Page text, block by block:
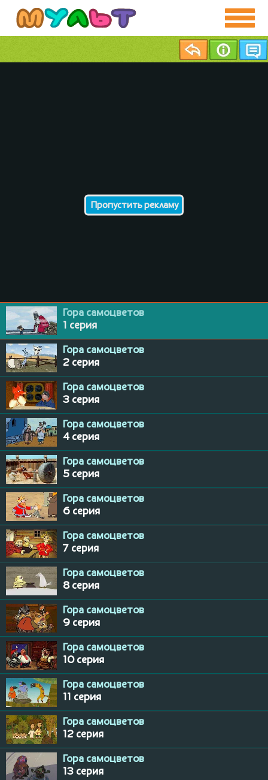
Пропустить рекламу
Гора самоцветов
1 серия
Гора самоцветов
2 серия
Гора самоцветов
3 серия
Гора самоцветов
4 серия
Гора самоцветов
5 серия
Гора самоцветов
6 серия
Гора самоцветов
7 серия
Гора самоцветов
8 серия
Гора самоцветов
9 серия
Гора самоцветов
10 серия
Гора самоцветов
11 серия
Гора самоцветов
12 серия
Гора самоцветов
13 серия